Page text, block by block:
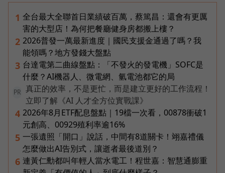
1 全台最大全聯首日業績破百萬，蔡篤昌：還會有更厲
害的大型店！為何把餐廳健身房都搬上樓？
2 2026普發一萬最新進度｜國民支援金通過了嗎？我
能領嗎？地方發錢大盤點
3 台達電第二曲線盤點：「不發火的發電機」SOFC是
什麼？AI機器人、微電網、氫電池都它的局
PR
真正的效率，不是更忙，而是建立更好的工作流程！
立即了解《AI 人才全方位實戰課》
4 2026年8月ETF配息盤點｜19檔一次看，00878衝破1
元創高、00929殖利率逾16%
5 一張遺照「開口」說話，中間有8道關卡！翊嘉禮儀
怎麼做出AI告別式，讓逝者最後道別？
6 連黃仁勳都叫年輕人當水電工！程世嘉：智慧通膨重